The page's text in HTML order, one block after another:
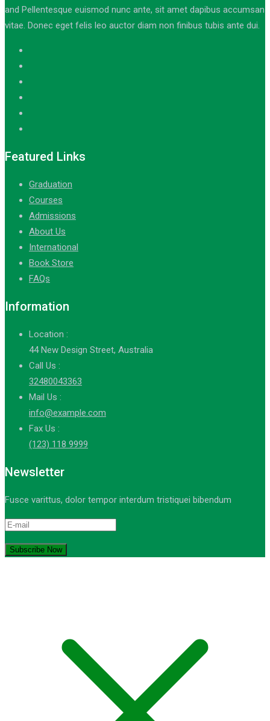
and Pellentesque euismod nunc ante, sit amet dapibus accumsan
vitae. Donec eget felis leo auctor diam non finibus tubis ante dui.
Featured Links
Graduation
Courses
Admissions
About Us
International
Book Store
FAQs
Information
Location :
44 New Design Street, Australia
Call Us :
32480043363
Mail Us :
info@example.com
Fax Us :
(123) 118 9999
Newsletter
Fusce varittus, dolor tempor interdum tristiquei bibendum